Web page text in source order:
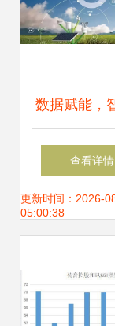
数据赋能，
农 大数据为
兴注入新
查看详情
更新时间：2026-
05:00:38